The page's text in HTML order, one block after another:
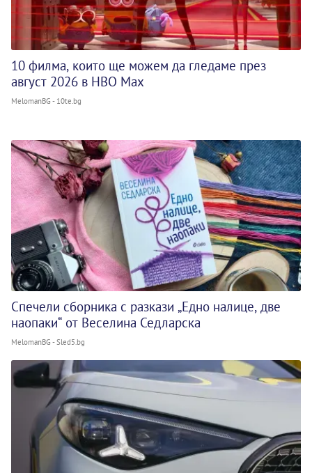
10 филма, които ще можем да гледаме през
август 2026 в HBO Max
MelomanBG - 10te.bg
Спечели сборника с разкази „Едно налице, две
наопаки“ от Веселина Седларска
MelomanBG - Sled5.bg